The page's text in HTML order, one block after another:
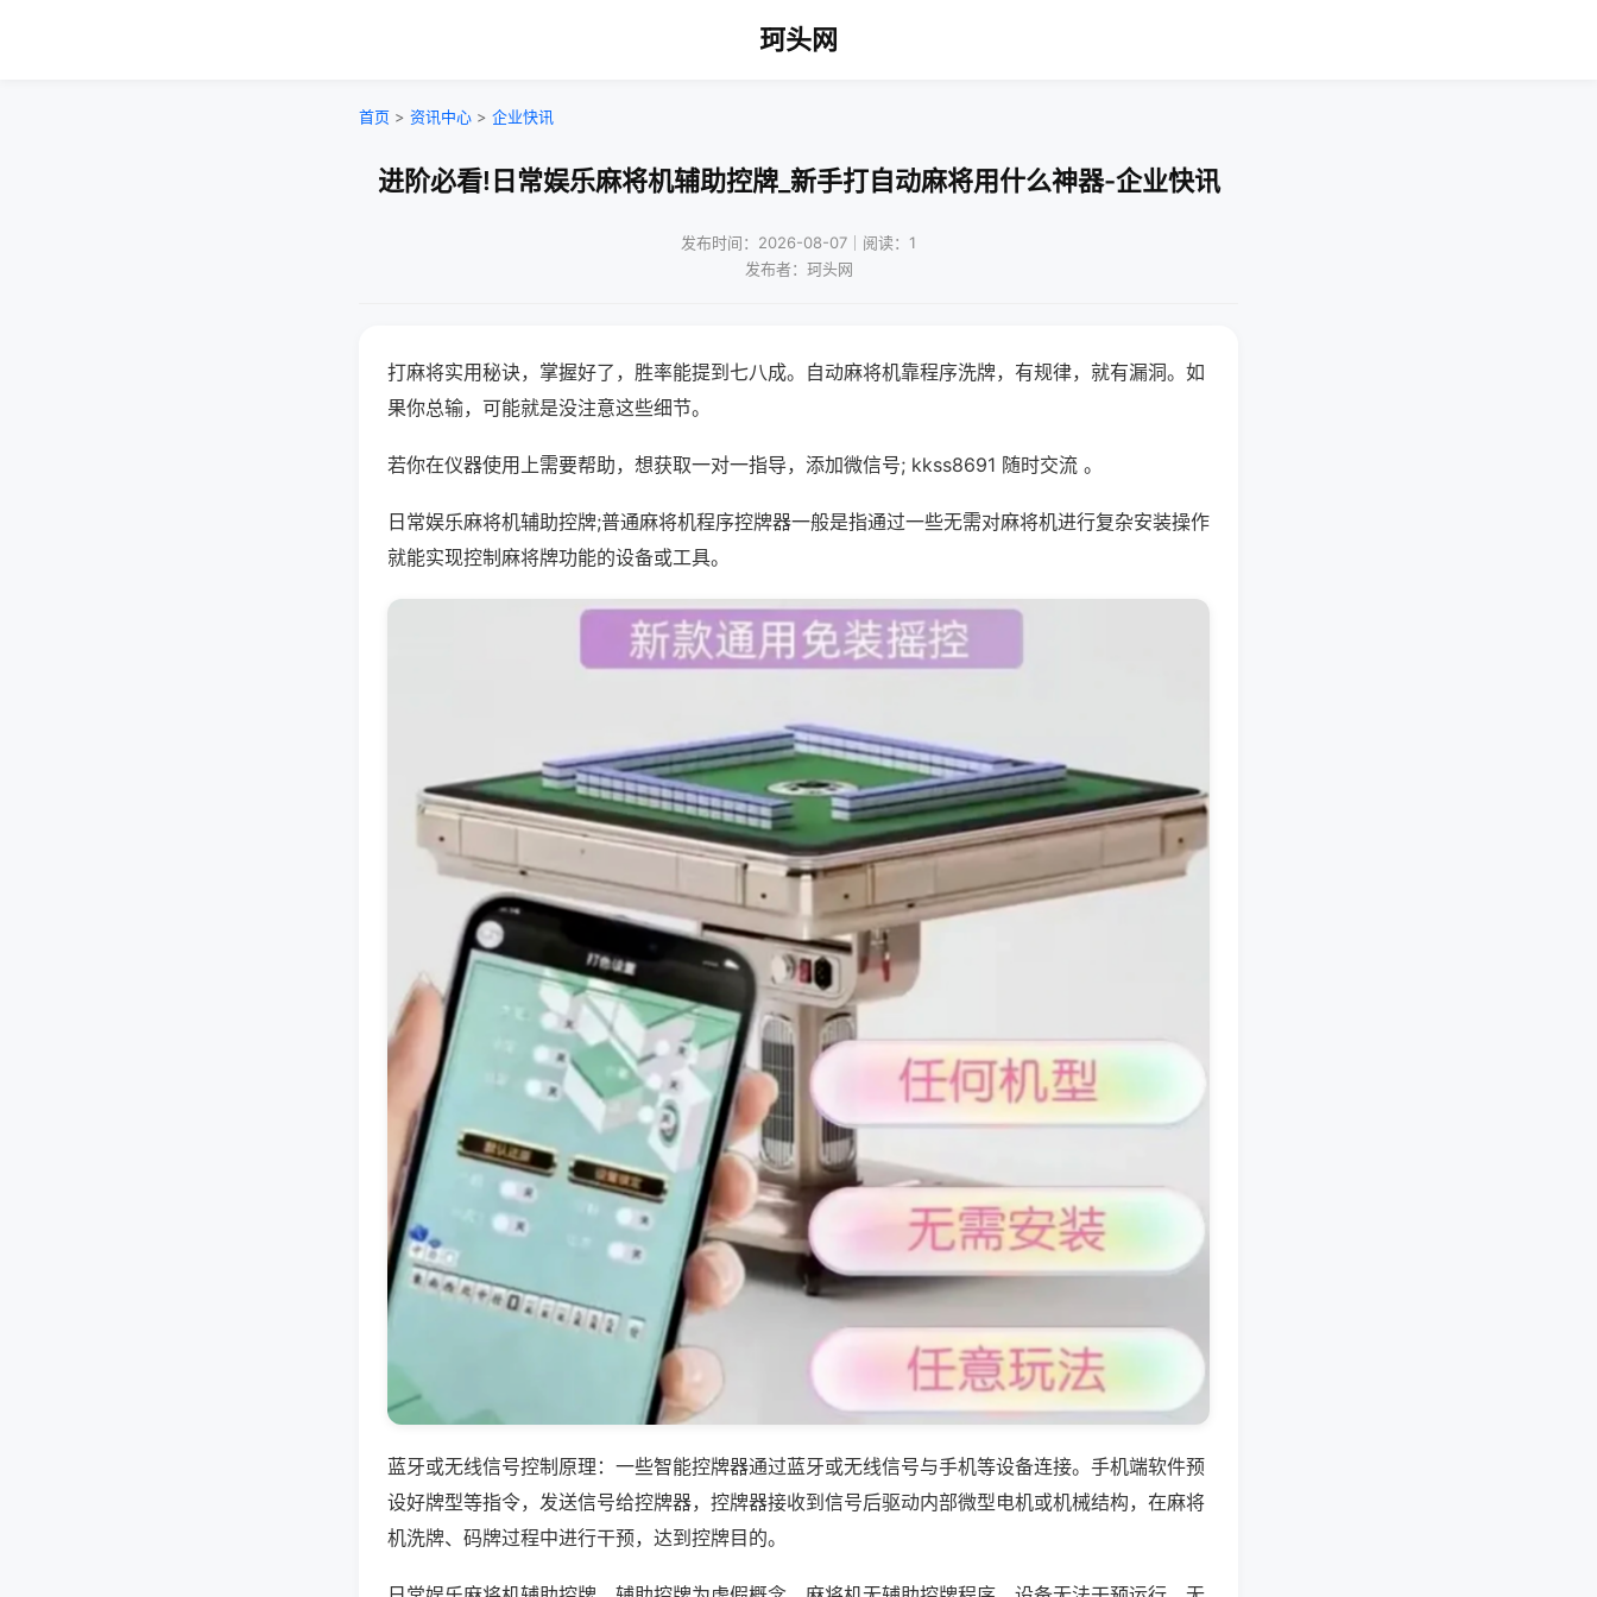
珂头网
首页 > 资讯中心 > 企业快讯
进阶必看!日常娱乐麻将机辅助控牌_新手打自动麻将用什么神器-企业快讯
发布时间：2026-08-07｜阅读：1
发布者：珂头网
打麻将实用秘诀，掌握好了，胜率能提到七八成。自动麻将机靠程序洗牌，有规律，就有漏洞。如
果你总输，可能就是没注意这些细节。
若你在仪器使用上需要帮助，想获取一对一指导，添加微信号; kkss8691 随时交流 。
日常娱乐麻将机辅助控牌;普通麻将机程序控牌器一般是指通过一些无需对麻将机进行复杂安装操作
就能实现控制麻将牌功能的设备或工具。
蓝牙或无线信号控制原理：一些智能控牌器通过蓝牙或无线信号与手机等设备连接。手机端软件预
设好牌型等指令，发送信号给控牌器，控牌器接收到信号后驱动内部微型电机或机械结构，在麻将
机洗牌、码牌过程中进行干预，达到控牌目的。